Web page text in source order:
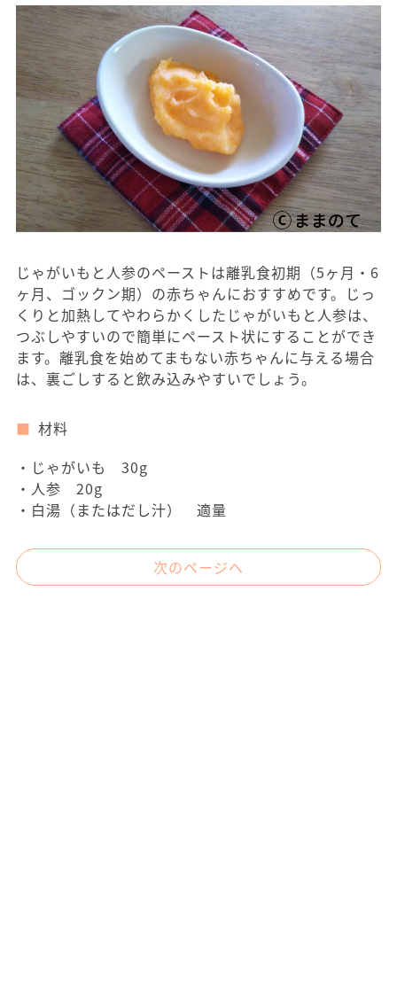
じゃがいもと人参のペーストは離乳食初期（5ヶ月・6
ヶ月、ゴックン期）の赤ちゃんにおすすめです。じっ
くりと加熱してやわらかくしたじゃがいもと人参は、
つぶしやすいので簡単にペースト状にすることができ
ます。離乳食を始めてまもない赤ちゃんに与える場合
は、裏ごしすると飲み込みやすいでしょう。
材料
・じゃがいも 30g
・人参 20g
・白湯（またはだし汁） 適量
次のページへ